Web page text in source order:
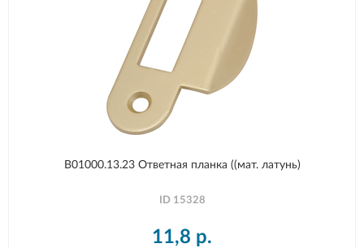
B01000.13.23 Ответная планка ((мат. латунь)
ID 15328
11,8 р.